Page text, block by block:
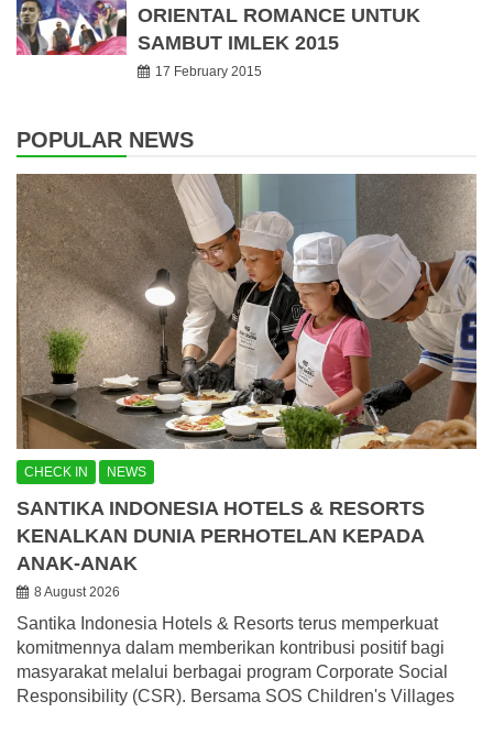
ORIENTAL ROMANCE UNTUK
SAMBUT IMLEK 2015
17 February 2015
POPULAR NEWS
CHECK IN NEWS
SANTIKA INDONESIA HOTELS & RESORTS
KENALKAN DUNIA PERHOTELAN KEPADA
ANAK-ANAK
8 August 2026
Santika Indonesia Hotels & Resorts terus memperkuat
komitmennya dalam memberikan kontribusi positif bagi
masyarakat melalui berbagai program Corporate Social
Responsibility (CSR). Bersama SOS Children's Villages